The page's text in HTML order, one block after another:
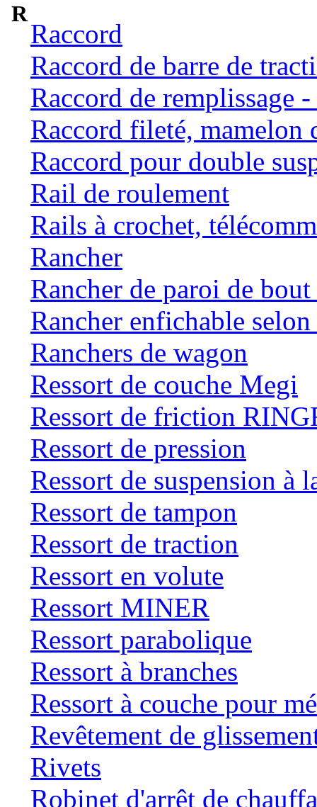
R
Raccord
Raccord de barre de
Raccord de remplissage
Raccord fileté, mamelon
Raccord pour double
Rail de roulement
Rails à crochet,
Rancher
Rancher de paroi de
Rancher enfichable
Ranchers de wagon
Ressort de couche Megi
Ressort de friction
Ressort de pression
Ressort de suspension à
Ressort de tampon
Ressort de traction
Ressort en volute
Ressort MINER
Ressort parabolique
Ressort à branches
Ressort à couche pour
Revêtement de
Rivets
Robinet d'arrêt de